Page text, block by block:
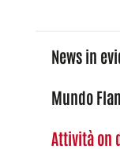
News in
Mundo
Attività on